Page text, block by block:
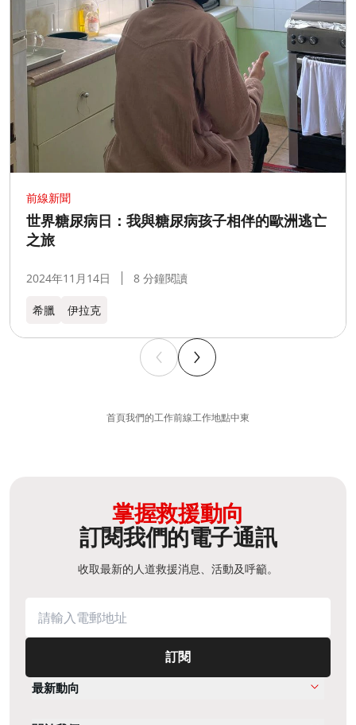
前線新聞
世界糖尿病日：我與糖尿病孩子相伴的歐洲逃亡
之旅
2024年11月14日 8 分鐘閱讀
希臘​ 伊拉克
首頁我們的工作前線工作地點中東
掌握救援動向
訂閱我們的電子通訊
收取最新的人道救援消息、活動及呼籲。
訂閱
最新動向